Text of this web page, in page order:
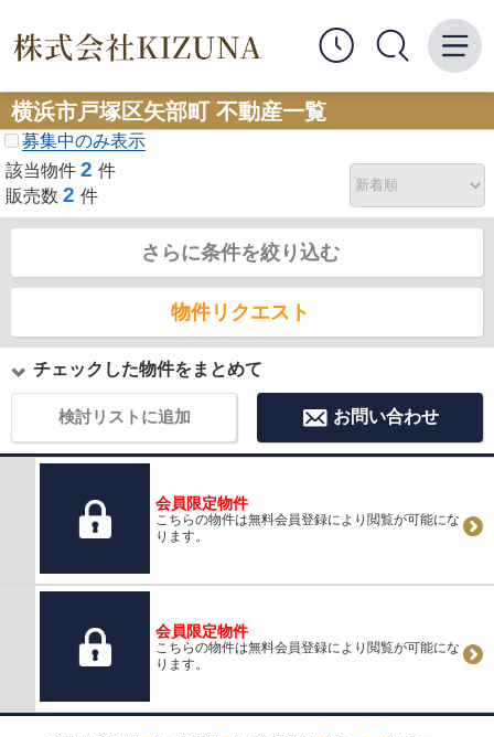
横浜市戸塚区矢部町 不動産一覧
募集中のみ表示
該当物件 2 件
販売数 2 件
さらに条件を絞り込む
物件リクエスト
チェックした物件をまとめて
検討リストに追加 お問い合わせ
会員限定物件
こちらの物件は無料会員登録により閲覧が可能にな
ります。
会員限定物件
こちらの物件は無料会員登録により閲覧が可能にな
ります。